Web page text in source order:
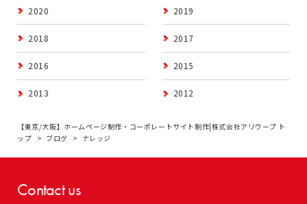
2020 2019
2018 2017
2016 2015
2013 2012
【東京/大阪】ホームページ制作・コーポレートサイト制作|株式会社アリウープ ト
ップ
ブログ ナレッジ
Contact us